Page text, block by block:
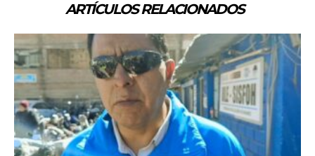
ARTÍCULOS RELACIONADOS